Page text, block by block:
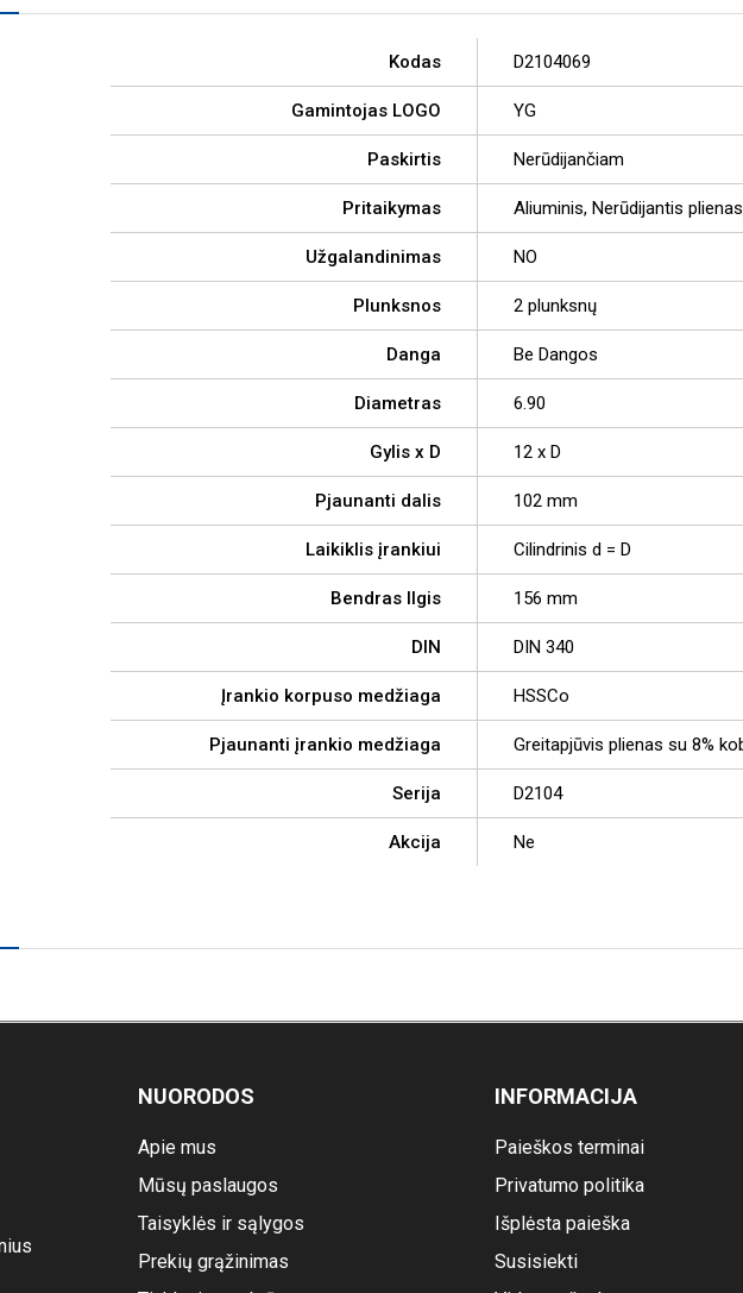
Kodas D2104069
Gamintojas LOGO YG
Paskirtis Nerūdijančiam
Pritaikymas Aliuminis, Nerūdijantis
Užgalandinimas NO
Plunksnos 2 plunksnų
Danga Be Dangos
Diametras 6.90
Gylis x D 12 x D
Pjaunanti dalis 102 mm
Laikiklis įrankiui Cilindrinis d = D
Bendras Ilgis 156 mm
DIN DIN 340
Įrankio korpuso medžiaga HSSCo
Pjaunanti įrankio medžiaga Greitapjūvis plienas su 8%
Serija D2104
Akcija Ne
NUORODOS
Apie mus
Mūsų paslaugos
Taisyklės ir sąlygos
Prekių grąžinimas
INFORMACIJA
Paieškos terminai
Privatumo politika
Išplėsta paieška
Susisiekti